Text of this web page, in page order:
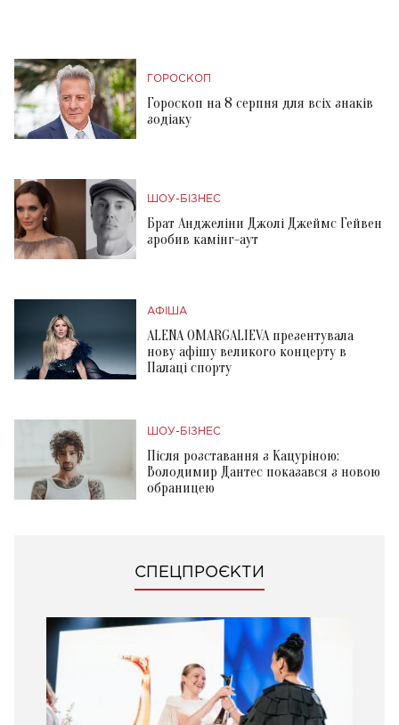
ГОРОСКОП
Гороскоп на 8 серпня для всіх знаків
зодіаку
ШОУ-БІЗНЕС
Брат Анджеліни Джолі Джеймс Гейвен
зробив камінг-аут
АФІША
ALENA OMARGALIEVA презентувала
нову афішу великого концерту в
Палаці спорту
ШОУ-БІЗНЕС
Після розставання з Кацуріною:
Володимир Дантес показався з новою
обраницею
СПЕЦПРОЄКТИ